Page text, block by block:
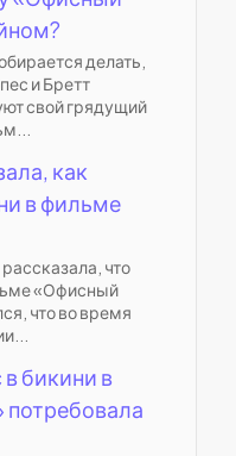
делать,
и Бретт
свой грядущий
как
в фильме
что
«Офисный
что во время
бикини в